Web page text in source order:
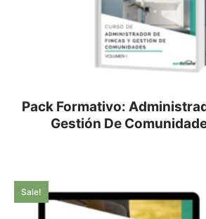
Pack Formativo:
Gestión De
Sale!